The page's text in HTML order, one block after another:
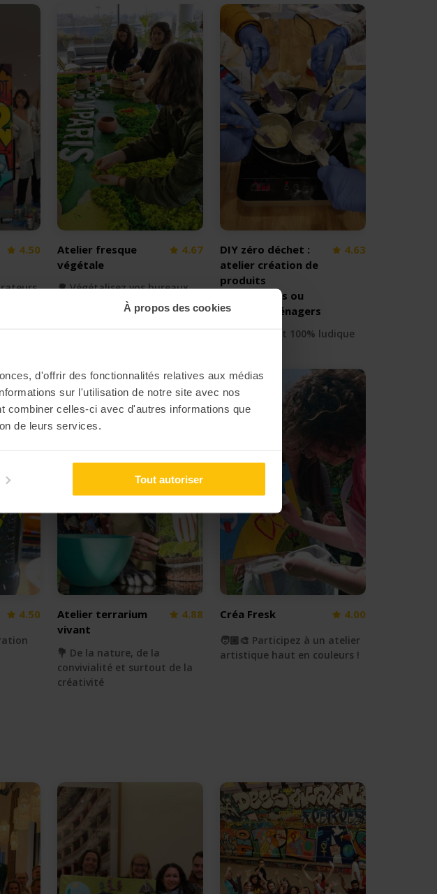
À propos des cookies
d'offrir des fonctionnalités relatives aux médias
sur l'utilisation de notre site avec nos
combiner celles-ci avec d'autres informations que
de leurs services.
Tout autoriser
4.50
de
Atelier fresque
végétale
4.67
🌳 Végétalisez vos bureaux
DIY zéro déchet :
atelier création de
produits
cosmétiques ou
produits ménagers
4.63
♻️ 0 déchet et 100% ludique
4.50
Atelier terrarium
vivant
4.88
💐 De la nature, de la
convivialité et surtout de la
créativité
Créa Fresk 4.00
🧑🏼‍🎨 Participez à un atelier
artistique haut en couleurs !